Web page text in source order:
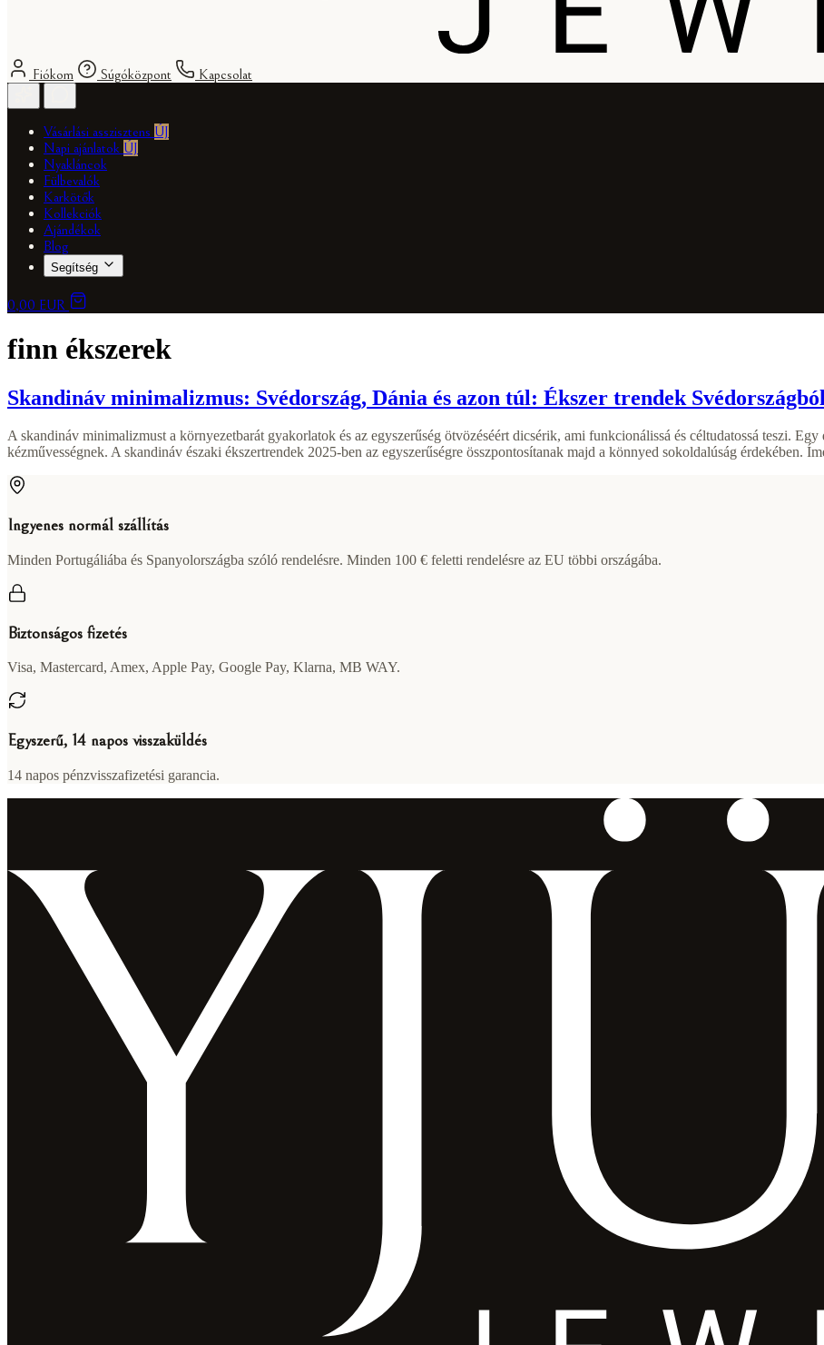
Fiókom Súgóközpont Kapcsolat
Vásárlási asszisztens ÚJ
Napi ajánlatok ÚJ
Nyakláncok
Fülbevalók
Karkötők
Kollekciók
Ajándékok
Blog
Segítség
0,00 EUR
finn ékszerek
Skandináv minimalizmus: Svédország, Dánia és azon túl: Ékszer trendek
A skandináv minimalizmust a környezetbarát gyakorlatok és az egyszerűség ötvözéséért dicsérik, ami funkcionálissá és céltudatossá teszi.
kézművességnek. A skandináv északi ékszertrendek 2025-ben az egyszerűségre összpontosítanak majd a könnyed sokoldalúság érdekében.
Ingyenes normál szállítás
Minden Portugáliába és Spanyolországba szóló rendelésre. Minden 100 € feletti rendelésre az EU többi országába.
Biztonságos fizetés
Visa, Mastercard, Amex, Apple Pay, Google Pay, Klarna, MB WAY.
Egyszerű, 14 napos visszaküldés
14 napos pénzvisszafizetési garancia.